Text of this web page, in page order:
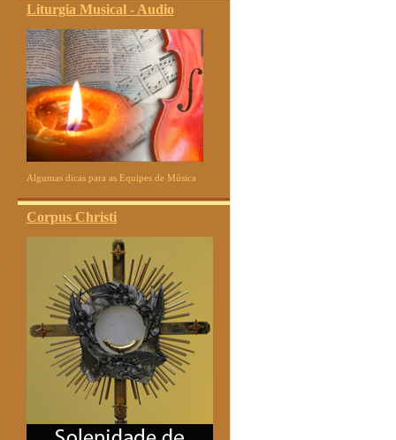
Liturgia Musical - Audio
Algumas dicas para as Equipes de Música
Corpus Christi